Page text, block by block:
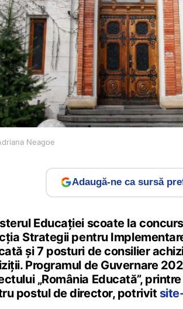
Neagoe
Adaugă-ne ca sursă
Educației scoate la
Strategii pentru
și 7 posturi de consilier
Programul de Guvernare
„România Educată”,
postul de director, potrivit